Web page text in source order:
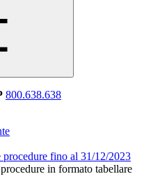
800.638.638
fino al 31/12/2023
in formato tabellare